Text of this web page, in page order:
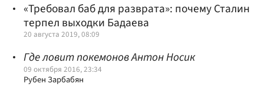
«Требовал баб для разврата»: почему Сталин
терпел выходки Бадаева
20 августа 2019, 08:09
Где ловит покемонов Антон Носик
09 октября 2016, 23:34
Рубен Зарбабян